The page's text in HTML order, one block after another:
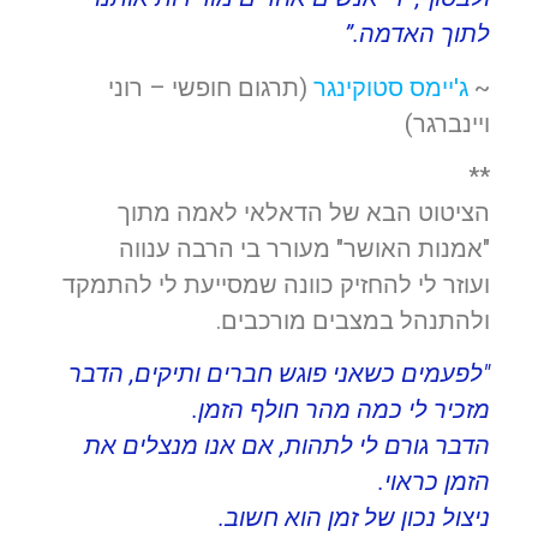
לתוך האדמה.”
~ ג'יימס סטוקינגר (תרגום חופשי – רוני
ויינברגר)
**
הציטוט הבא של הדאלאי לאמה מתוך
"אמנות האושר" מעורר בי הרבה ענווה
ועוזר לי להחזיק כוונה שמסייעת לי להתמקד
ולהתנהל במצבים מורכבים.
"לפעמים כשאני פוגש חברים ותיקים, הדבר
מזכיר לי כמה מהר חולף הזמן.
הדבר גורם לי לתהות, אם אנו מנצלים את
הזמן כראוי.
ניצול נכון של זמן הוא חשוב.